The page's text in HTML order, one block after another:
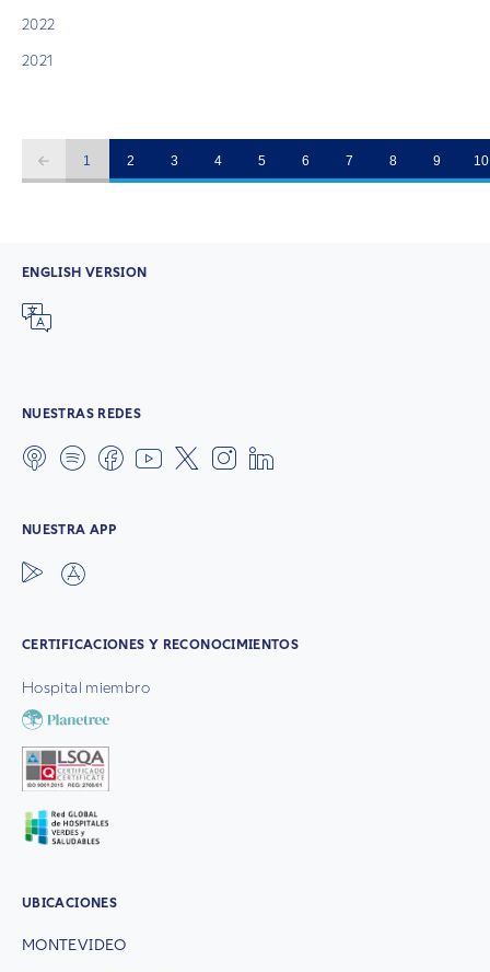
2022
2021
1 2 3 4 5 6 7 8 9 10
ENGLISH VERSION
NUESTRAS REDES
NUESTRA APP
CERTIFICACIONES Y RECONOCIMIENTOS
Hospital miembro
UBICACIONES
MONTEVIDEO